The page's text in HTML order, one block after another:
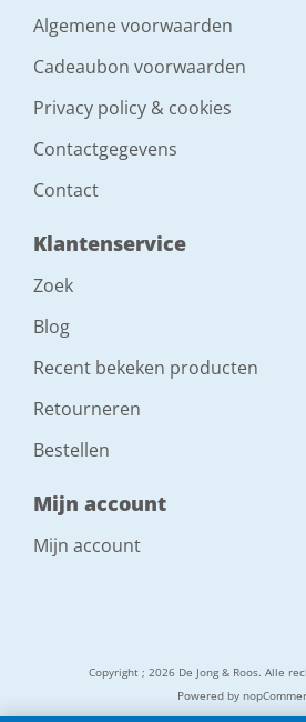
Algemene voorwaarden
Cadeaubon voorwaarden
Privacy policy & cookies
Contactgegevens
Contact
Klantenservice
Zoek
Blog
Recent bekeken producten
Retourneren
Bestellen
Mijn account
Mijn account
Copyright ; 2026 De Jong & Roos. Alle
Powered by